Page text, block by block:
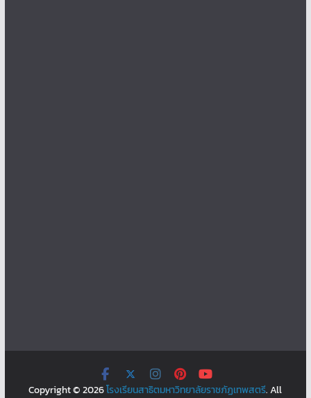
Copyright © 2026โรงเรียนสาธิตมหาวิทยาลัยราชภัฏเทพสตรี. All